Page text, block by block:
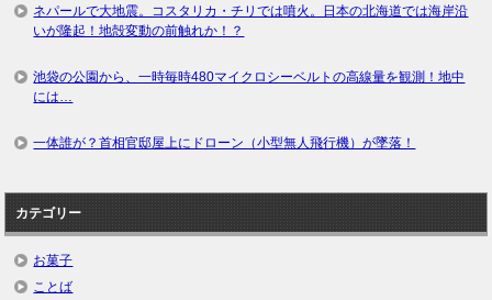
ネパールで大地震。コスタリカ・チリでは噴火。日本の北海道では海岸沿
いが隆起！地殻変動の前触れか！？
池袋の公園から、一時毎時480マイクロシーベルトの高線量を観測！地中
には…
一体誰が？首相官邸屋上にドローン（小型無人飛行機）が墜落！
カテゴリー
お菓子
ことば